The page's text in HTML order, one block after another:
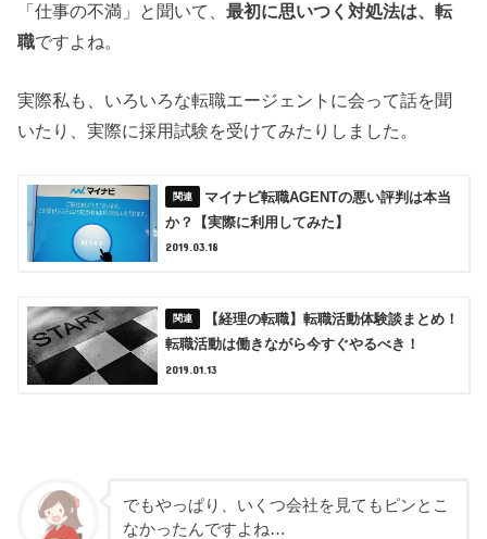
「仕事の不満」と聞いて、最初に思いつく対処法は、転
職ですよね。
実際私も、いろいろな転職エージェントに会って話を聞
いたり、実際に採用試験を受けてみたりしました。
マイナビ転職AGENTの悪い評判は本当
か？【実際に利用してみた】
2019.03.18
【経理の転職】転職活動体験談まとめ！
転職活動は働きながら今すぐやるべき！
2019.01.13
でもやっぱり、いくつ会社を見てもピンとこ
なかったんですよね…